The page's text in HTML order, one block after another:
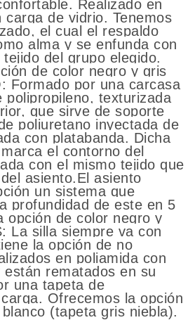
Realizado en
carga de vidrio. Tenemos
el cual el respaldo
alma y se enfunda con
del grupo elegido.
de color negro y gris
Formado por una carcasa
polipropileno, texturizada
que sirve de soporte
poliuretano inyectada de
con platabanda. Dicha
el contorno del
con el mismo tejido que
asiento.El asiento
un sistema que
profundidad de este en 5
opción de color negro y
La silla siempre va con
la opción de no
en poliamida con
rematados en su
una tapeta de
Ofrecemos la opción
(tapeta gris niebla).